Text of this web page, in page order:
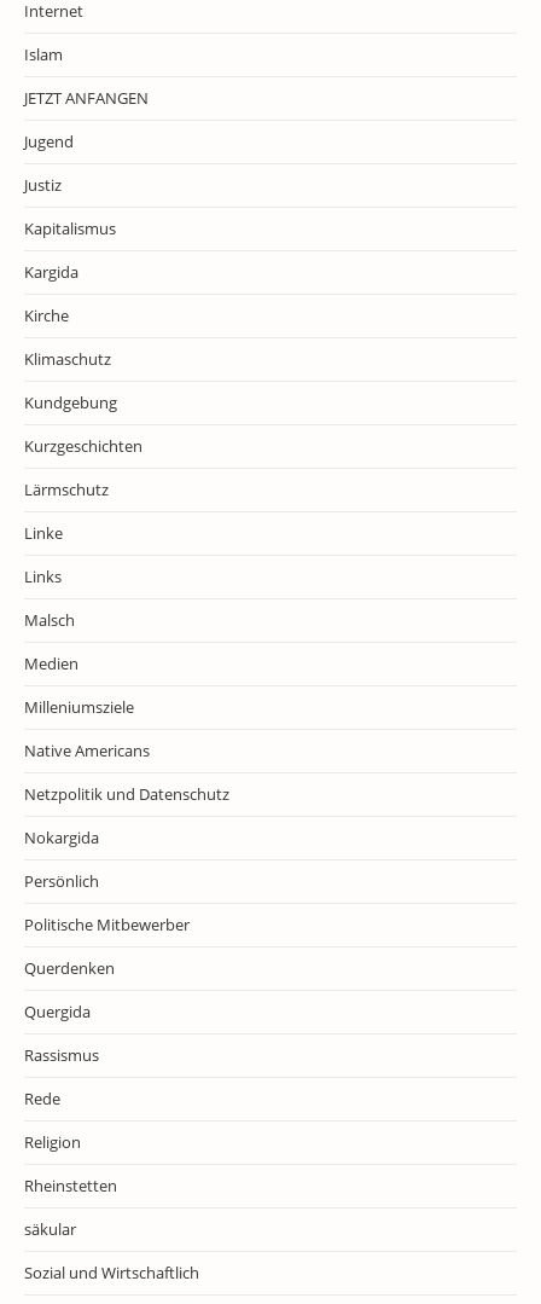
Internet
Islam
JETZT ANFANGEN
Jugend
Justiz
Kapitalismus
Kargida
Kirche
Klimaschutz
Kundgebung
Kurzgeschichten
Lärmschutz
Linke
Links
Malsch
Medien
Milleniumsziele
Native Americans
Netzpolitik und Datenschutz
Nokargida
Persönlich
Politische Mitbewerber
Querdenken
Quergida
Rassismus
Rede
Religion
Rheinstetten
säkular
Sozial und Wirtschaftlich